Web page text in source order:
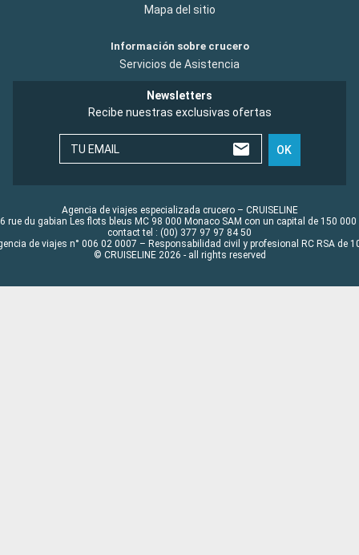
Mapa del sitio
Información sobre crucero
Servicios de Asistencia
Newsletters
Recibe nuestras exclusivas ofertas
TU EMAIL OK
Agencia de viajes especializada crucero – CRUISELINE
rue du gabian Les flots bleus MC 98 000 Monaco SAM con un capital de 150 000
contact tel : (00) 377 97 97 84 50
de viajes n° 006 02 0007 – Responsabilidad civil y profesional RC RSA de
© CRUISELINE 2026 - all rights reserved